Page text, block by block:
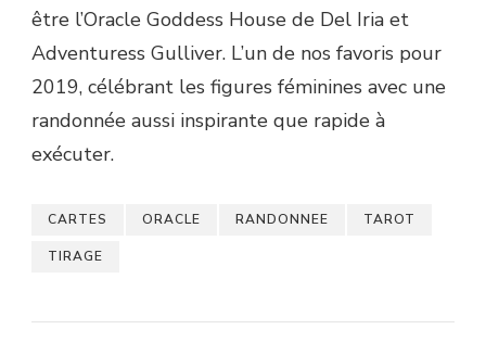
être l’Oracle Goddess House de Del Iria et
Adventuress Gulliver. L’un de nos favoris pour
2019, célébrant les figures féminines avec une
randonnée aussi inspirante que rapide à
exécuter.
CARTES ORACLE RANDONNEE TAROT
TIRAGE